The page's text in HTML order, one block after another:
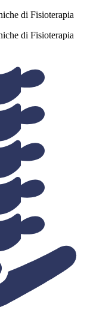
di Fisioterapia
di Fisioterapia